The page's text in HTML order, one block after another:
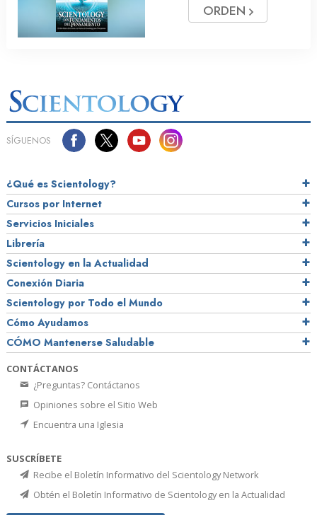
ORDEN
SÍGUENOS
¿Qué es Scientology?
Cursos por Internet
Servicios Iniciales
Librería
Scientology en la Actualidad
Conexión Diaria
Scientology por Todo el Mundo
Cómo Ayudamos
CÓMO Mantenerse Saludable
CONTÁCTANOS
¿Preguntas? Contáctanos
Opiniones sobre el Sitio Web
Encuentra una Iglesia
SUSCRÍBETE
Recibe el Boletín Informativo del Scientology Network
Obtén el Boletín Informativo de Scientology en la Actualidad